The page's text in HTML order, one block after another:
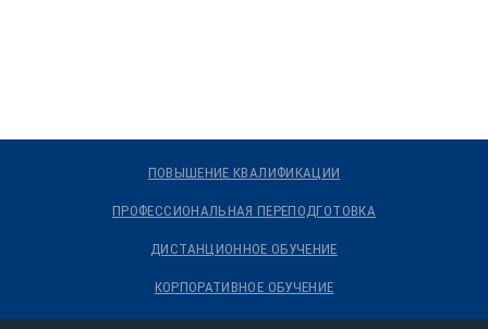
ПОВЫШЕНИЕ КВАЛИФИКАЦИИ
ПРОФЕССИОНАЛЬНАЯ ПЕРЕПОДГОТОВКА
ДИСТАНЦИОННОЕ ОБУЧЕНИЕ
КОРПОРАТИВНОЕ ОБУЧЕНИЕ